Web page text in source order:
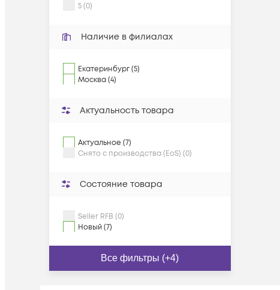
5 (0)
Наличие в филиалах
Екатеринбург (5)
Москва (4)
Актуальность товара
Актуальное (7)
Снято с производства (EoS) (0)
Состояние товара
Seller RFB (0)
Новый (7)
Все фильтры (+4)